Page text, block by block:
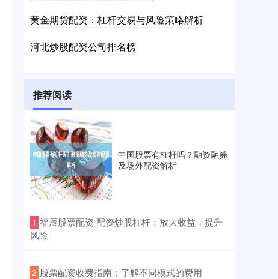
黄金期货配资：杠杆交易与风险策略解析
河北炒股配资公司排名榜
推荐阅读
中国股票有杠杆吗？融资融券
及场外配资解析
1 ​福辰股票配资 配资炒股杠杆：放大收益，提升
风险
2 ​股票配资收费指南：了解不同模式的费用